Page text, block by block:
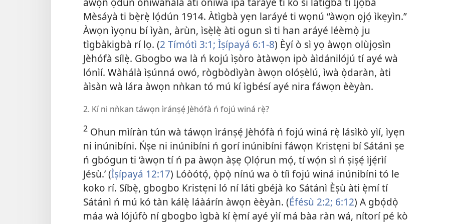
Mèsáyà ti bẹ̀rẹ̀ lọ́dún 1914. Àtìgbà yẹn laráyé ti wọnú “àwọn ọjọ́ ìkẹyìn.”
Àwọn ìyọnu bí ìyàn, àrùn, ìsẹ̀lẹ̀ àti ogun sì ti han aráyé léèmọ̀ ju
tìgbàkigbà rí lọ. (2 Tímótì 3:1; Ìṣípayá 6:1-8) Èyí ò sì yọ àwọn olùjọsìn
Jèhófà sílẹ̀. Gbogbo wa là ń kojú ìṣòro àtàwọn ipò àìdánilójú tí ayé wà
lónìí. Wàhálà ìṣúnná owó, rògbòdìyàn àwọn olóṣèlú, ìwà ọ̀daràn, àti
àìsàn wà lára àwọn nǹkan tó mú kí ìgbésí ayé nira fáwọn èèyàn.
2. Kí ni nǹkan táwọn ìránṣẹ́ Jèhófà ń fojú winá rẹ̀?
2 Ohun mìíràn tún wà táwọn ìránṣẹ́ Jèhófà ń fojú winá rẹ̀ lásìkò yìí, ìyẹn
ni inúnibíni. Ńṣe ni inúnibíni ń gorí inúnibíni fáwọn Kristẹni bí Sátánì ṣe
ń gbógun ti ‘àwọn tí ń pa àwọn àṣẹ Ọlọ́run mọ́, tí wọ́n sì ń ṣiṣẹ́ ìjẹ́rìí
Jésù.’ (Ìṣípayá 12:17) Lóòótọ́, ọ̀pọ̀ nínú wa ò tíì fojú winá inúnibíni tó le
koko rí. Síbẹ̀, gbogbo Kristẹni ló ní láti gbéjà ko Sátánì Èṣù àti ẹ̀mí tí
Sátánì ń mú kó tàn kálẹ̀ láàárín àwọn èèyàn. (Éfésù 2:2; 6:12) A gbọ́dọ̀
máa wà lójúfò ní gbogbo ìgbà kí ẹ̀mí ayé yìí má bàa ràn wá, nítorí pé kò